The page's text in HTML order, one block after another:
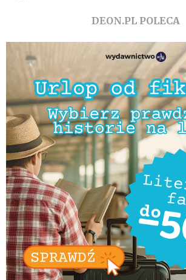
DEON.PL POLECA